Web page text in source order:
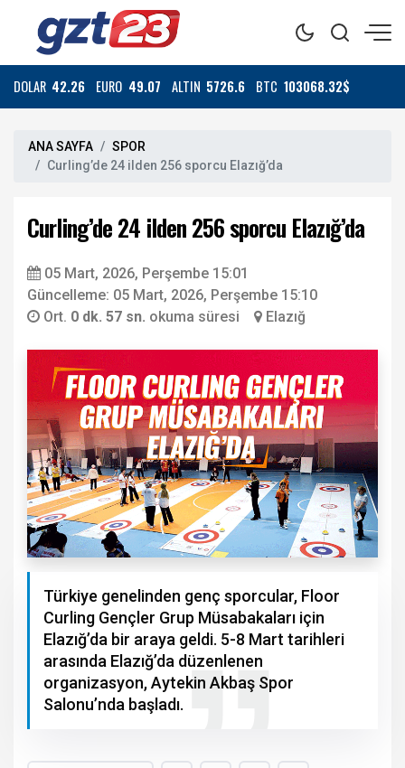
DOLAR 42.26 EURO 49.07 ALTIN 5726.6 BTC 103068.32$
ANA SAYFA
SPOR
Curling’de 24 ilden 256 sporcu Elazığ’da
Curling’de 24 ilden 256 sporcu Elazığ’da
05 Mart, 2026, Perşembe 15:01
Güncelleme: 05 Mart, 2026, Perşembe 15:10
Ort. 0 dk. 57 sn. okuma süresi Elazığ
Türkiye genelinden genç sporcular, Floor
Curling Gençler Grup Müsabakaları için
Elazığ’da bir araya geldi. 5-8 Mart tarihleri
arasında Elazığ’da düzenlenen
organizasyon, Aytekin Akbaş Spor
Salonu’nda başladı.